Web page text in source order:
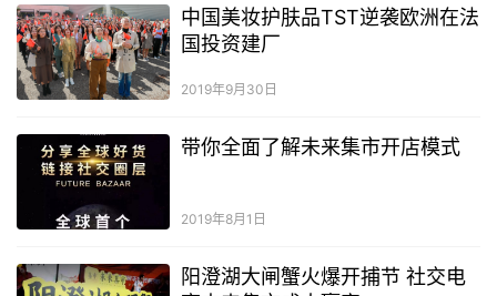
中国美妆护肤品TST逆袭欧洲在法
国投资建厂
2019年9月30日
带你全面了解未来集市开店模式
2019年8月1日
阳澄湖大闸蟹火爆开捕节 社交电